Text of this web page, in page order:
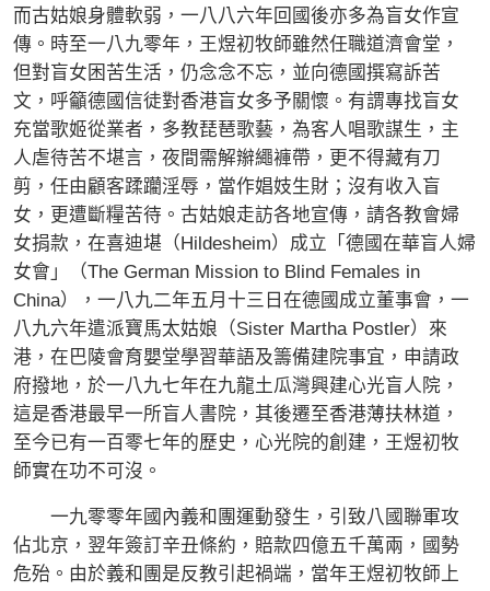
而古姑娘身體軟弱，一八八六年回國後亦多為盲女作宣
傳。時至一八九零年，王煜初牧師雖然任職道濟會堂，
但對盲女困苦生活，仍念念不忘，並向德國撰寫訴苦
文，呼籲德國信徒對香港盲女多予關懷。有謂專找盲女
充當歌姬從業者，多教琵琶歌藝，為客人唱歌謀生，主
人虐待苦不堪言，夜間需解辮繩褲帶，更不得藏有刀
剪，任由顧客蹂躪淫辱，當作娼妓生財；沒有收入盲
女，更遭斷糧苦待。古姑娘走訪各地宣傳，請各教會婦
女捐款，在喜迪堪（Hildesheim）成立「德國在華盲人婦
女會」（The German Mission to Blind Females in
China），一八九二年五月十三日在德國成立董事會，一
八九六年遣派寶馬太姑娘（Sister Martha Postler）來
港，在巴陵會育嬰堂學習華語及籌備建院事宜，申請政
府撥地，於一八九七年在九龍土瓜灣興建心光盲人院，
這是香港最早一所盲人書院，其後遷至香港薄扶林道，
至今已有一百零七年的歷史，心光院的創建，王煜初牧
師實在功不可沒。
一九零零年國內義和團運動發生，引致八國聯軍攻
佔北京，翌年簽訂辛丑條約，賠款四億五千萬兩，國勢
危殆。由於義和團是反教引起禍端，當年王煜初牧師上